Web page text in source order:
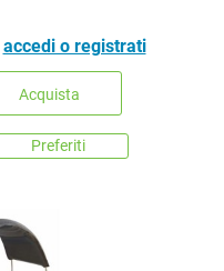
accedi o registrati
Acquista
Preferiti